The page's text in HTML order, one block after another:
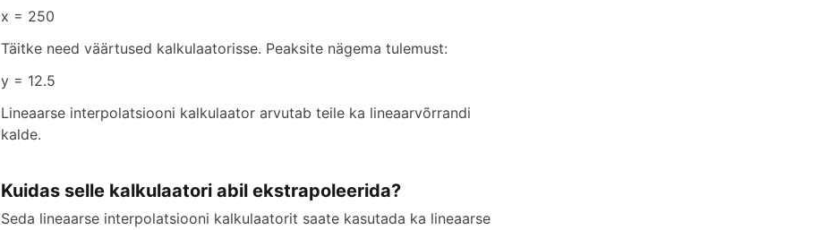
x = 250
Täitke need väärtused kalkulaatorisse. Peaksite nägema tulemust:
y = 12.5
Lineaarse interpolatsiooni kalkulaator arvutab teile ka lineaarvõrrandi
kalde.
Kuidas selle kalkulaatori abil ekstrapoleerida?
Seda lineaarse interpolatsiooni kalkulaatorit saate kasutada ka lineaarse